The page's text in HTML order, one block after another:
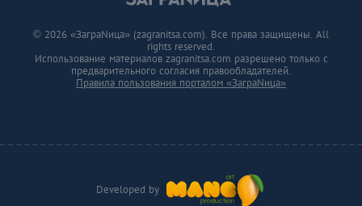
Developed by
© 2026 «ЗаграNица» (zagranitsa.com). Все права защищены. All
rights reserved.
Использование материалов zagranitsa.com разрешено только с
предварительного согласия правообладателей.
Правила пользования порталом «ЗаграNица»